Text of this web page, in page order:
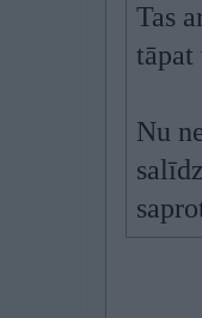
Tas
tāpat
Nu